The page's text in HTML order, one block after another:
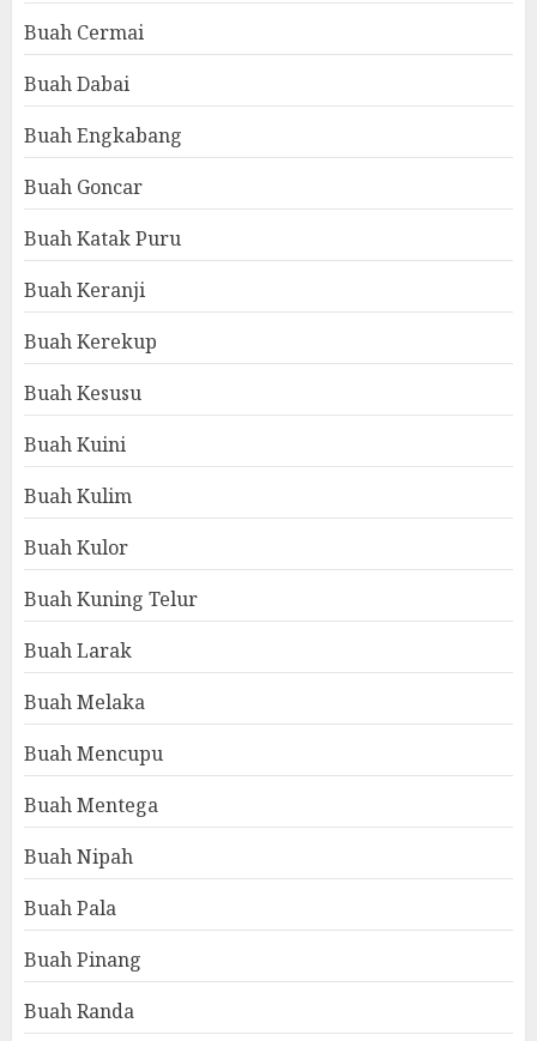
Buah Cermai
Buah Dabai
Buah Engkabang
Buah Goncar
Buah Katak Puru
Buah Keranji
Buah Kerekup
Buah Kesusu
Buah Kuini
Buah Kulim
Buah Kulor
Buah Kuning Telur
Buah Larak
Buah Melaka
Buah Mencupu
Buah Mentega
Buah Nipah
Buah Pala
Buah Pinang
Buah Randa